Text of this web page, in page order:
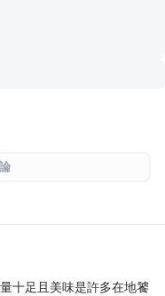
十足且美味是許多在地饕